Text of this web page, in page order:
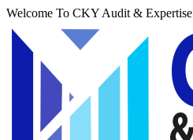
Welcome To CKY Audit &